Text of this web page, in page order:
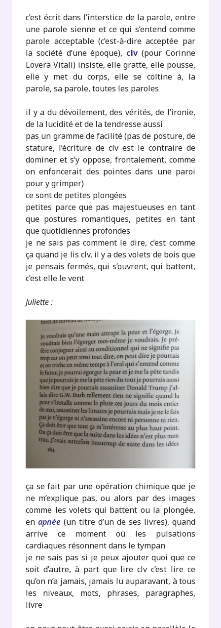
c’est écrit dans l’interstice de la parole, entre
une parole sienne et ce qui s’entend comme
parole acceptable (c’est-à-dire acceptée par
la société d’une époque), clv (pour Corinne
Lovera Vitali) insiste, elle gratte, elle pousse,
elle y met du corps, elle se coltine à, la
parole, sa parole, toutes les paroles
il y a du dévoilement, des vérités, de l’ironie,
de la lucidité et de la tendresse aussi
pas un gramme de facilité (pas de posture, de
stature, l’écriture de clv est le contraire de
dominer et s’y oppose, frontalement, comme
on enfoncerait des pointes dans une paroi
pour y grimper)
ce sont de petites plongées
petites parce que pas majestueuses en tant
que postures romantiques, petites en tant
que quotidiennes profondes
je ne sais pas comment le dire, c’est comme
ça quand je lis clv, il y a des volets de bois que
je pensais fermés, qui s’ouvrent, qui battent,
c’est elle le vent
Juliette :
ça se fait par une opération chimique que je
ne m’explique pas, ou alors par des images
comme les volets qui battent ou la plongée,
enapnée (un titre d’un de ses livres), quand
arrive ce moment où les pulsations
cardiaques résonnent dans le tympan
je ne sais pas si je peux ajouter quoi que ce
soit d’autre, à part que lire clv c’est lire ce
qu’on n’a jamais, jamais lu auparavant, à tous
les niveaux, mots, phrases, paragraphes,
livre